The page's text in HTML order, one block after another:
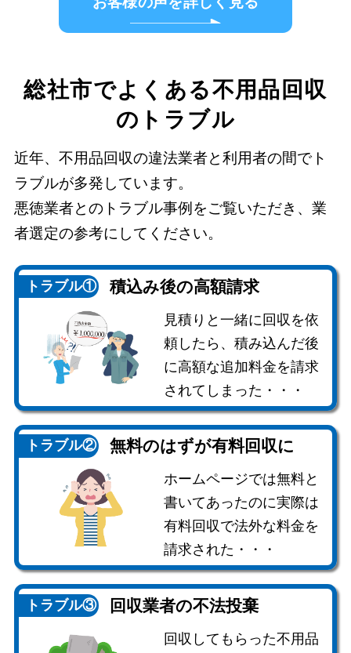
総社市でよくある不用品回収
のトラブル
近年、不用品回収の違法業者と利用者の間でト
ラブルが多発しています。
悪徳業者とのトラブル事例をご覧いただき、業
者選定の参考にしてください。
トラブル① 積込み後の高額請求
見積りと一緒に回収を依
頼したら、積み込んだ後
に高額な追加料金を請求
されてしまった・・・
トラブル② 無料のはずが有料回収に
ホームページでは無料と
書いてあったのに実際は
有料回収で法外な料金を
請求された・・・
トラブル③ 回収業者の不法投棄
回収してもらった不用品